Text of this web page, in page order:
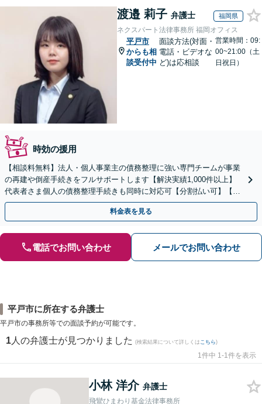
渡邉 莉子 弁護士 福岡県
ネクスパート法律事務所 福岡オフィス
平戸市
からも相
談受付中
面談方法(対面・
電話・ビデオな
ど)は応相談
営業時間：09:
00~21:00（土
日祝日）
時効の援用
【相談料無料】法人・個人事業主の債務整理に強い専門チームが事業
の再建や倒産手続きをフルサポートします【解決実績1,000件以上】
代表者さま個人の債務整理手続きも同時に対応可【分割払い可】【後
払い応相談】【夜間・休日相談可】
料金表を見る
電話でお問い合わせ メールでお問い合わせ
平戸市に所在する弁護士
平戸市の事務所等での面談予約が可能です。
1 人の弁護士が見つかりました (検索結果について詳しくは こちら)
1件中 1-1件を表示
小林 洋介 弁護士
飛鸞ひまわり基金法律事務所